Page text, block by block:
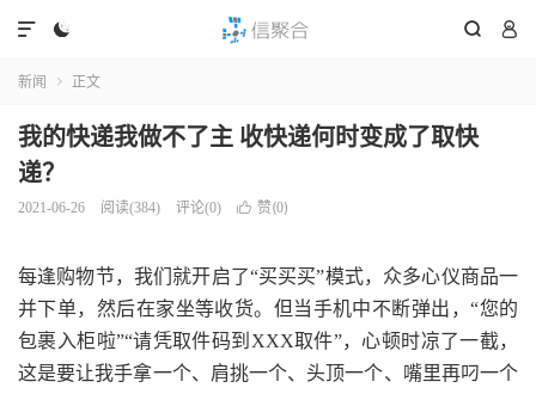
  

新闻  正文
我的快递我做不了主 收快递何时变成了取快
递？
2021-06-26 阅读(384) 评论(0)  赞(0)
每逢购物节，我们就开启了“买买买”模式，众多心仪商品一
并下单，然后在家坐等收货。但当手机中不断弹出，“您的
包裹入柜啦”“请凭取件码到XXX取件”，心顿时凉了一截，
这是要让我手拿一个、肩挑一个、头顶一个、嘴里再叼一个